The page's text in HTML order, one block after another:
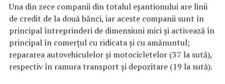
Una din zece companii din totalul eșantionului are linii
de credit de la două bănci, iar aceste companii sunt în
principal întreprinderi de dimensiuni mici și activează în
principal în comerțul cu ridicata și cu amănuntul;
repararea autovehiculelor și motocicletelor (37 la sută),
respectiv în ramura transport și depozitare (19 la sută).